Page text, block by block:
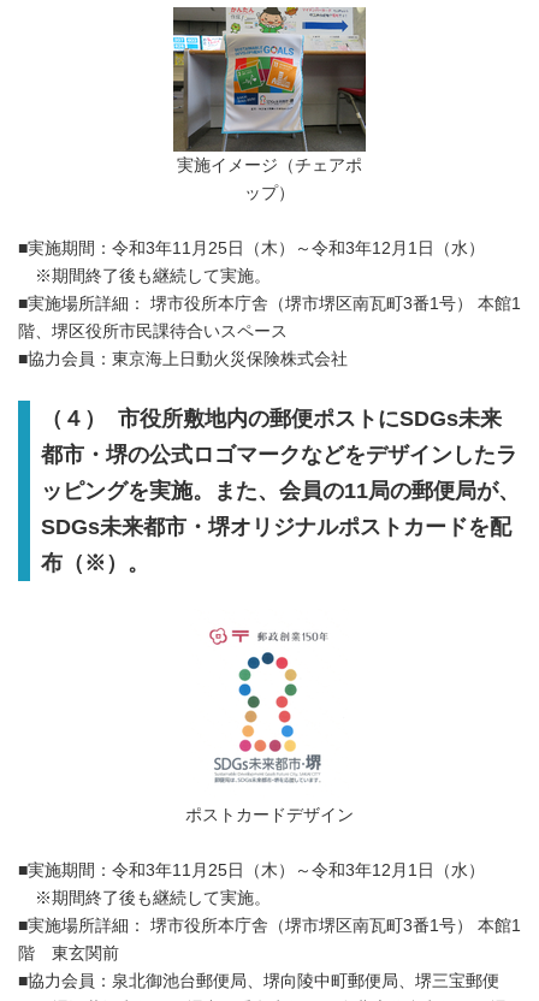
実施イメージ（チェアポ
ップ）
■実施期間：令和3年11月25日（木）～令和3年12月1日（水）
※期間終了後も継続して実施。
■実施場所詳細： 堺市役所本庁舎（堺市堺区南瓦町3番1号） 本館1
階、堺区役所市民課待合いスペース
■協力会員：東京海上日動火災保険株式会社
（４） 市役所敷地内の郵便ポストにSDGs未来
都市・堺の公式ロゴマークなどをデザインしたラ
ッピングを実施。また、会員の11局の郵便局が、
SDGs未来都市・堺オリジナルポストカードを配
布（※）。
ポストカードデザイン
■実施期間：令和3年11月25日（木）～令和3年12月1日（水）
※期間終了後も継続して実施。
■実施場所詳細： 堺市役所本庁舎（堺市堺区南瓦町3番1号） 本館1
階 東玄関前
■協力会員：泉北御池台郵便局、堺向陵中町郵便局、堺三宝郵便